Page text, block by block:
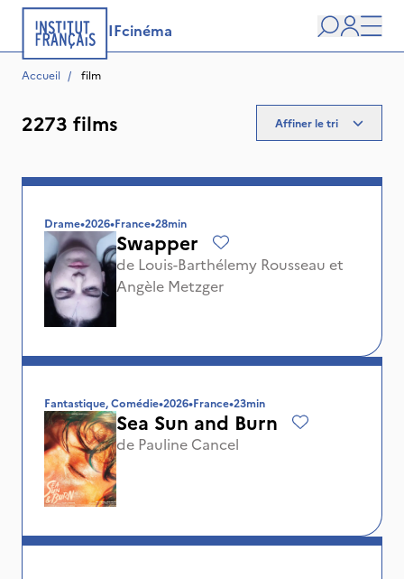
IFcinéma
user
Accueil / film
2273 films Affiner le tri
Drame•2026•France•28min
Swapper
de Louis-Barthélemy Rousseau et
Angèle Metzger
Fantastique, Comédie•2026•France•23min
Sea Sun and Burn
de Pauline Cancel